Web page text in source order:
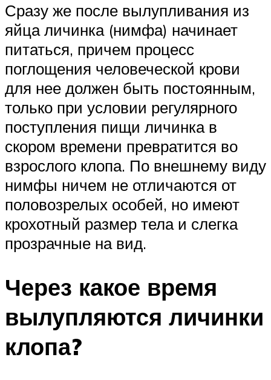
Сразу же после вылупливания из
яйца личинка (нимфа) начинает
питаться, причем процесс
поглощения человеческой крови
для нее должен быть постоянным,
только при условии регулярного
поступления пищи личинка в
скором времени превратится во
взрослого клопа. По внешнему виду
нимфы ничем не отличаются от
половозрелых особей, но имеют
крохотный размер тела и слегка
прозрачные на вид.
Через какое время
вылупляются личинки
клопа?